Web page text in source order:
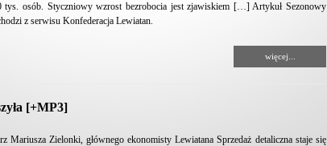
tys. osób. Styczniowy wzrost bezrobocia jest zjawiskiem […] Artykuł Sezonowy
z serwisu Konfederacja Lewiatan.
więcej...
[+MP3]
Mariusza Zielonki, głównego ekonomisty Lewiatana Sprzedaż detaliczna staje się